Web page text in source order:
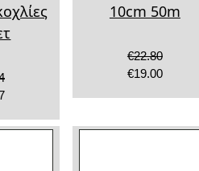
10cm 50m
€22.80
€19.00